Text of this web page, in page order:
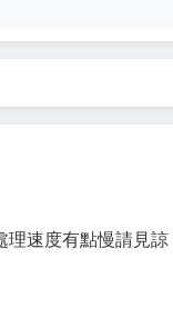
理速度有點慢請見諒